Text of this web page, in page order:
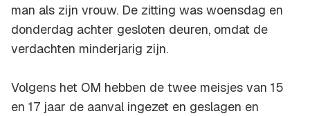
man als zijn vrouw. De zitting was woensdag en
donderdag achter gesloten deuren, omdat de
verdachten minderjarig zijn.
Volgens het OM hebben de twee meisjes van 15
en 17 jaar de aanval ingezet en geslagen en